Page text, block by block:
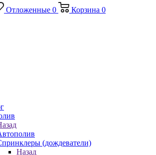
Отложенные 0 Корзина 0
(дождеватели)
Назад